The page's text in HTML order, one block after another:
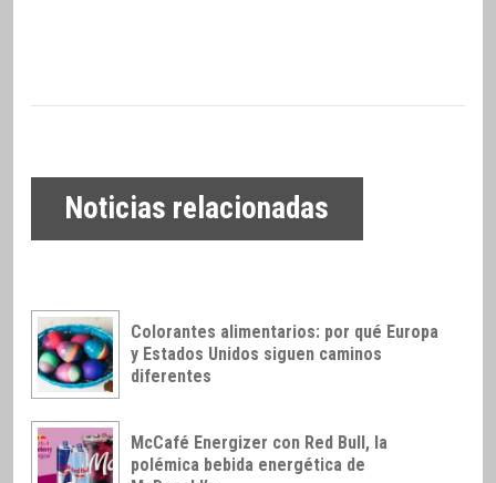
Noticias relacionadas
Colorantes alimentarios: por qué Europa
y Estados Unidos siguen caminos
diferentes
McCafé Energizer con Red Bull, la
polémica bebida energética de